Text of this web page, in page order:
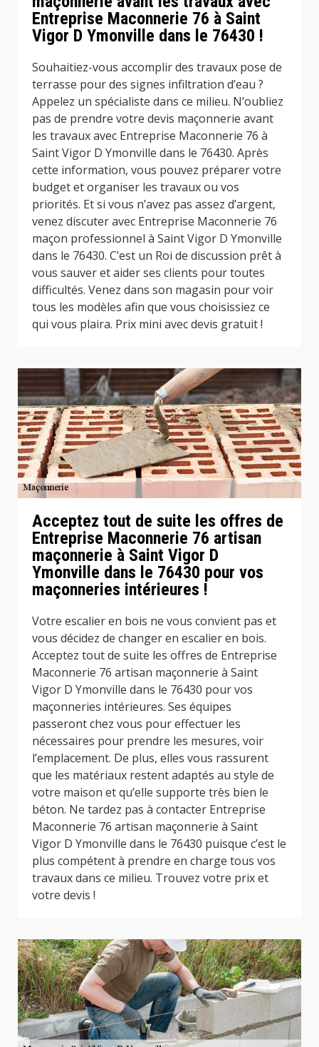
Entreprise Maconnerie 76 à Saint
Vigor D Ymonville dans le 76430 !
Souhaitiez-vous accomplir des travaux pose de
terrasse pour des signes infiltration d’eau ?
Appelez un spécialiste dans ce milieu. N’oubliez
pas de prendre votre devis maçonnerie avant
les travaux avec Entreprise Maconnerie 76 à
Saint Vigor D Ymonville dans le 76430. Après
cette information, vous pouvez préparer votre
budget et organiser les travaux ou vos
priorités. Et si vous n’avez pas assez d’argent,
venez discuter avec Entreprise Maconnerie 76
maçon professionnel à Saint Vigor D Ymonville
dans le 76430. C’est un Roi de discussion prêt à
vous sauver et aider ses clients pour toutes
difficultés. Venez dans son magasin pour voir
tous les modèles afin que vous choisissiez ce
qui vous plaira. Prix mini avec devis gratuit !
Acceptez tout de suite les offres de
Entreprise Maconnerie 76 artisan
maçonnerie à Saint Vigor D
Ymonville dans le 76430 pour vos
maçonneries intérieures !
Votre escalier en bois ne vous convient pas et
vous décidez de changer en escalier en bois.
Acceptez tout de suite les offres de Entreprise
Maconnerie 76 artisan maçonnerie à Saint
Vigor D Ymonville dans le 76430 pour vos
maçonneries intérieures. Ses équipes
passeront chez vous pour effectuer les
nécessaires pour prendre les mesures, voir
l’emplacement. De plus, elles vous rassurent
que les matériaux restent adaptés au style de
votre maison et qu’elle supporte très bien le
béton. Ne tardez pas à contacter Entreprise
Maconnerie 76 artisan maçonnerie à Saint
Vigor D Ymonville dans le 76430 puisque c’est le
plus compétent à prendre en charge tous vos
travaux dans ce milieu. Trouvez votre prix et
votre devis !